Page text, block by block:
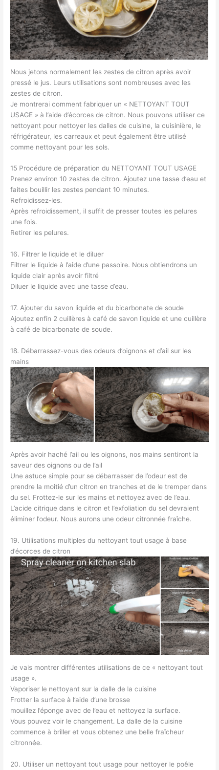
Nous jetons normalement les zestes de citron après avoir
pressé le jus. Leurs utilisations sont nombreuses avec les
zestes de citron.
Je montrerai comment fabriquer un « NETTOYANT TOUT
USAGE » à l’aide d’écorces de citron. Nous pouvons utiliser ce
nettoyant pour nettoyer les dalles de cuisine, la cuisinière, le
réfrigérateur, les carreaux et peut également être utilisé
comme nettoyant pour les sols.
15 Procédure de préparation du NETTOYANT TOUT USAGE
Prenez environ 10 zestes de citron. Ajoutez une tasse d’eau et
faites bouillir les zestes pendant 10 minutes.
Refroidissez-les.
Après refroidissement, il suffit de presser toutes les pelures
une fois.
Retirer les pelures.
16. Filtrer le liquide et le diluer
Filtrer le liquide à l’aide d’une passoire. Nous obtiendrons un
liquide clair après avoir filtré
Diluer le liquide avec une tasse d’eau.
17. Ajouter du savon liquide et du bicarbonate de soude
Ajoutez enfin 2 cuillères à café de savon liquide et une cuillère
à café de bicarbonate de soude.
18. Débarrassez-vous des odeurs d’oignons et d’ail sur les
mains
Après avoir haché l’ail ou les oignons, nos mains sentiront la
saveur des oignons ou de l’ail
Une astuce simple pour se débarrasser de l’odeur est de
prendre la moitié d’un citron en tranches et de le tremper dans
du sel. Frottez-le sur les mains et nettoyez avec de l’eau.
L’acide citrique dans le citron et l’exfoliation du sel devraient
éliminer l’odeur. Nous aurons une odeur citronnée fraîche.
19. Utilisations multiples du nettoyant tout usage à base
d’écorces de citron
Je vais montrer différentes utilisations de ce « nettoyant tout
usage ».
Vaporiser le nettoyant sur la dalle de la cuisine
Frotter la surface à l’aide d’une brosse
mouillez l’éponge avec de l’eau et nettoyez la surface.
Vous pouvez voir le changement. La dalle de la cuisine
commence à briller et vous obtenez une belle fraîcheur
citronnée.
20. Utiliser un nettoyant tout usage pour nettoyer le poêle